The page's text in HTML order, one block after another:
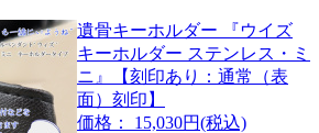
遺骨キーホルダー 『ウイズ
キーホルダー ステンレス・ミ
ニ』【刻印あり：通常（表
面）刻印】
価格： 15,030円(税込)